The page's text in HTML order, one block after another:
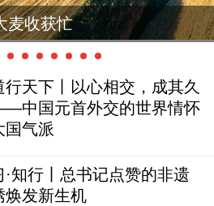
麦收获忙
行天下丨以心相交，成其久
中国元首外交的世界情怀
国气派
·知行丨总书记点赞的非遗
焕发新生机
方火把狂欢季启幕